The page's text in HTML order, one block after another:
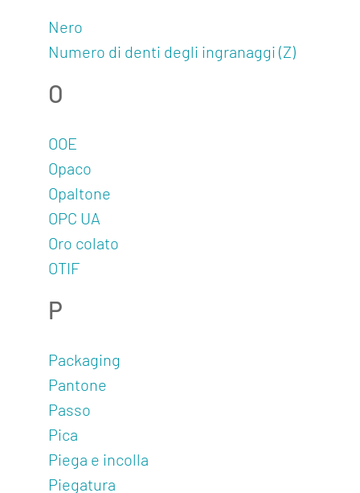
Nero
Numero di denti degli ingranaggi (Z)
O
OOE
Opaco
Opaltone
OPC UA
Oro colato
OTIF
P
Packaging
Pantone
Passo
Pica
Piega e incolla
Piegatura